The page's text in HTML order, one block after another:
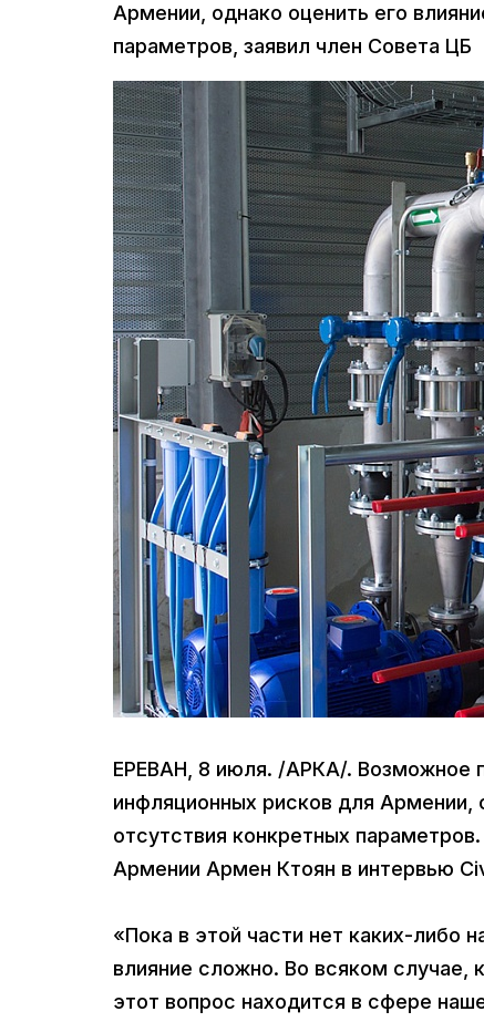
Армении, однако оценить его
параметров, заявил член Совета ЦБ
ЕРЕВАН, 8 июля. /АРКА/. Возможное
инфляционных рисков для Армении,
отсутствия конкретных
Армении Армен Ктоян в интервью
«Пока в этой части нет каких-либо
влияние сложно. Во всяком случае,
этот вопрос находится в сфере